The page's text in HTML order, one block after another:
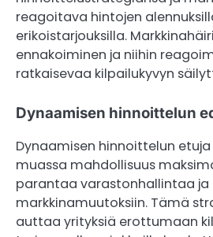
reagoitava hintojen
erikoistarjouksilla.
ennakoiminen ja niihin
ratkaisevaa kilpailukyvyn
Dynaamisen hinnoittelun
Dynaamisen hinnoittelun
muassa mahdollisuus
parantaa varastonhallintaa
markkinamuutoksiin. Tämä
auttaa yrityksiä erottumaan